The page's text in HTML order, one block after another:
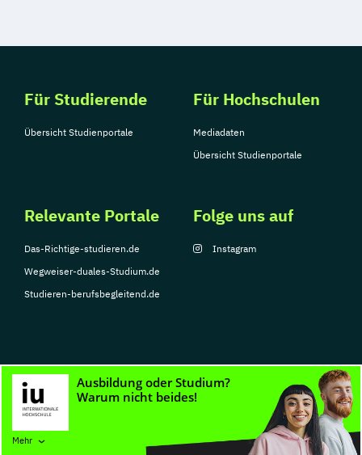
Mehr
Für Studierende
Übersicht Studienportale
Für Hochschulen
Mediadaten
Übersicht Studienportale
Relevante Portale
Das-Richtige-studieren.de
Wegweiser-duales-Studium.de
Studieren-berufsbegleitend.de
Folge uns auf
Instagram
© Copyright 2026, TarGroup Media GmbH
Nutzungsbedingungen